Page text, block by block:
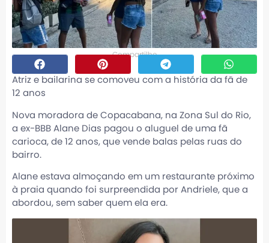
Compartilhe
Atriz e bailarina se comoveu com a história da fã de
12 anos
Nova moradora de Copacabana, na Zona Sul do Rio,
a ex-BBB Alane Dias pagou o aluguel de uma fã
carioca, de 12 anos, que vende balas pelas ruas do
bairro.
Alane estava almoçando em um restaurante próximo
à praia quando foi surpreendida por Andriele, que a
abordou, sem saber quem ela era.